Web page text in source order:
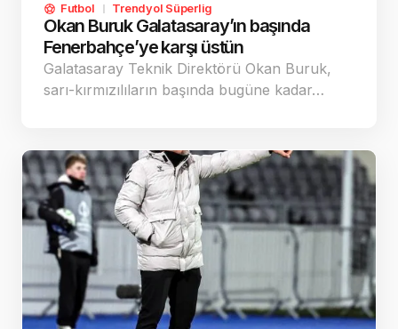
Futbol Trendyol Süperlig
Okan Buruk Galatasaray’ın başında
Fenerbahçe’ye karşı üstün
Galatasaray Teknik Direktörü Okan Buruk,
sarı-kırmızılıların başında bugüne kadar…